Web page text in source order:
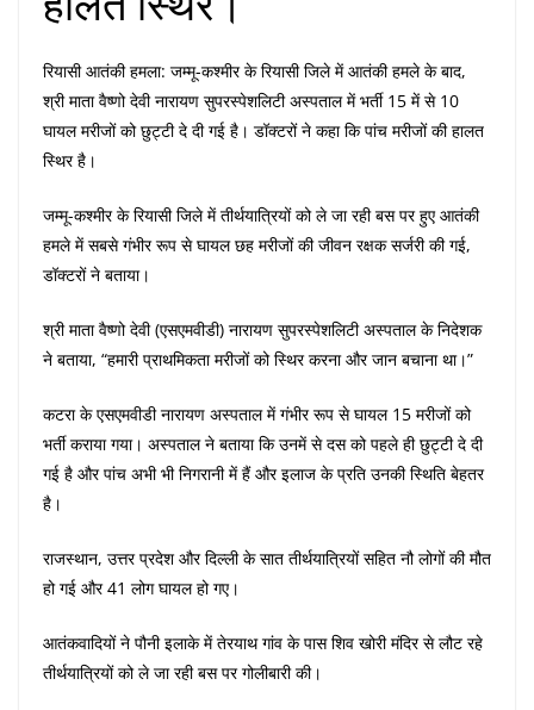
रियासी आतंकी हमला: जम्मू-कश्मीर के रियासी जिले में आतंकी हमले के बाद,
श्री माता वैष्णो देवी नारायण सुपरस्पेशलिटी अस्पताल में भर्ती 15 में से 10
घायल मरीजों को छुट्टी दे दी गई है। डॉक्टरों ने कहा कि पांच मरीजों की हालत
स्थिर है।
जम्मू-कश्मीर के रियासी जिले में तीर्थयात्रियों को ले जा रही बस पर हुए आतंकी
हमले में सबसे गंभीर रूप से घायल छह मरीजों की जीवन रक्षक सर्जरी की गई,
डॉक्टरों ने बताया।
श्री माता वैष्णो देवी (एसएमवीडी) नारायण सुपरस्पेशलिटी अस्पताल के निदेशक
ने बताया, “हमारी प्राथमिकता मरीजों को स्थिर करना और जान बचाना था।”
कटरा के एसएमवीडी नारायण अस्पताल में गंभीर रूप से घायल 15 मरीजों को
भर्ती कराया गया। अस्पताल ने बताया कि उनमें से दस को पहले ही छुट्टी दे दी
गई है और पांच अभी भी निगरानी में हैं और इलाज के प्रति उनकी स्थिति बेहतर
है।
राजस्थान, उत्तर प्रदेश और दिल्ली के सात तीर्थयात्रियों सहित नौ लोगों की मौत
हो गई और 41 लोग घायल हो गए।
आतंकवादियों ने पौनी इलाके में तेरयाथ गांव के पास शिव खोरी मंदिर से लौट रहे
तीर्थयात्रियों को ले जा रही बस पर गोलीबारी की।